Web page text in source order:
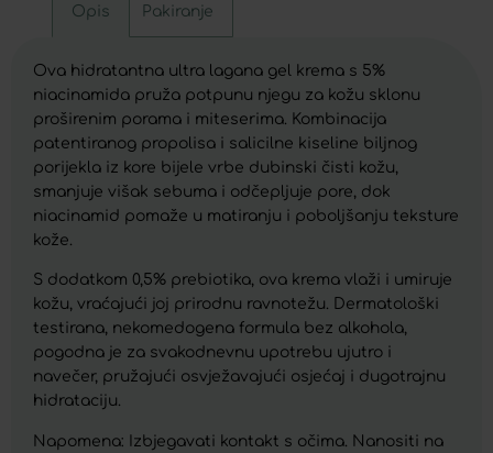
Opis Pakiranje
Ova hidratantna ultra lagana gel krema s 5%
niacinamida pruža potpunu njegu za kožu sklonu
proširenim porama i miteserima. Kombinacija
patentiranog propolisa i salicilne kiseline biljnog
porijekla iz kore bijele vrbe dubinski čisti kožu,
smanjuje višak sebuma i odčepljuje pore, dok
niacinamid pomaže u matiranju i poboljšanju teksture
kože.
S dodatkom 0,5% prebiotika, ova krema vlaži i umiruje
kožu, vraćajući joj prirodnu ravnotežu. Dermatološki
testirana, nekomedogena formula bez alkohola,
pogodna je za svakodnevnu upotrebu ujutro i
navečer, pružajući osvježavajući osjećaj i dugotrajnu
hidrataciju.
Napomena: Izbjegavati kontakt s očima. Nanositi na